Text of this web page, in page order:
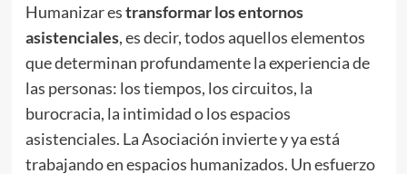
Humanizar estransformar los entornos
asistenciales, es decir, todos aquellos elementos
que determinan profundamente la experiencia de
las personas: los tiempos, los circuitos, la
burocracia, la intimidad o los espacios
asistenciales. La Asociación invierte y ya está
trabajando en espacios humanizados. Un esfuerzo